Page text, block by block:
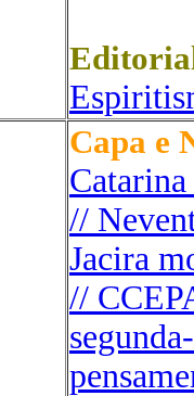
Capa e
// N
Jacira
//